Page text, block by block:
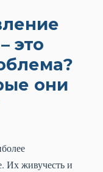
это
они
Их живучесть и